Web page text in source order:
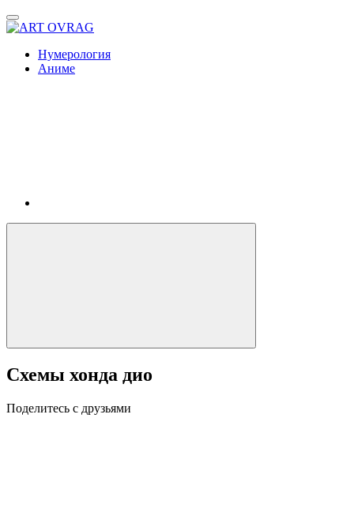
Нумерология
Аниме
Схемы хонда дио
Поделитесь с друзьями